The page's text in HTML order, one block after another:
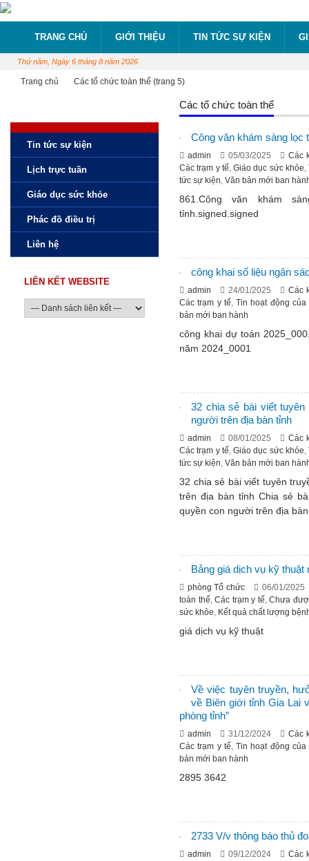
TRANG CHỦ GIỚI THIỆU TIN TỨC SỰ KIỆN
Thứ năm, Ngày 6 tháng 8 năm 2026
Trang chủ Các tổ chức toàn thể (trang 5)
Tin tức sự kiện
Lịch trực tuần
Giáo dục sức khỏe
Phác đồ điều trị
Liên hệ
LIÊN KẾT WEBSITE
Các tổ chức toàn thể
Công văn khám sàng lọc
admin 05/03/2025
Các
Các trạm y tế,Giáo dục sức khỏe,
tức sự kiện, Văn bản mới ban
861.Công văn khám
tỉnh.signed.signed
công khai số liệu ngân
admin 24/01/2025
Các
Các trạm y tế,Tin hoạt động của
bản mới ban hành
công khai dự toán
năm 2024_0001
32 chia sẻ bài viết
người trên địa bàn tỉnh
admin 08/01/2025
Các
Các trạm y tế,Giáo dục sức khỏe,
tức sự kiện, Văn bản mới ban
32 chia sẻ bài viết tuyên
trên địa bàn tỉnh Chia sẻ
quyền con người trên địa
Bảng giá dịch vụ kỹ thuật
phòng Tổ chức
06/01/2025
toàn thể,Các trạm y tế,Chưa
sức khỏe, Kết quả chất lượng
giá dịch vụ kỹ thuật
Về việc tuyên truyền,
về Biên giới tỉnh Gia Lai
phòng tỉnh”
admin 31/12/2024
Các
Các trạm y tế,Tin hoạt động của
bản mới ban hành
2895 3642
2733 V/v thông báo thủ
admin 09/12/2024
Các